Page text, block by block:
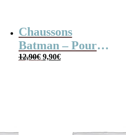
Chaussons
Batman – Pour
enfant – Taille
12,90€ Le
9,90€Le